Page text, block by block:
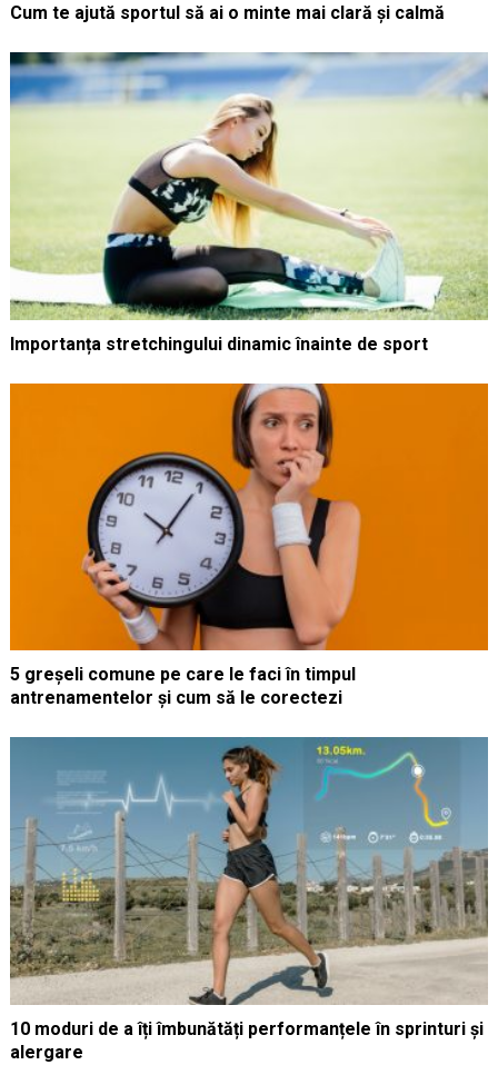
Cum te ajută sportul să ai o minte mai clară și calmă
Importanța stretchingului dinamic înainte de sport
5 greșeli comune pe care le faci în timpul
antrenamentelor și cum să le corectezi
10 moduri de a îți îmbunătăți performanțele în sprinturi și
alergare